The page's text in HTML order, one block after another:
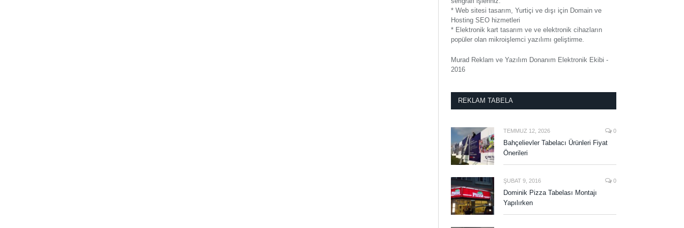
* Web sitesi tasarım, Yurtiçi ve dışı için Domain ve
Hosting SEO hizmetleri
* Elektronik kart tasarım ve ve elektronik cihazların
popüler olan mikroişlemci yazılımı geliştirme.
Murad Reklam ve Yazılım Donanım Elektronik Ekibi -
2016
REKLAM TABELA
TEMMUZ 12, 2026 0
Bahçelievler Tabelacı Ürünleri Fiyat
Önerileri
ŞUBAT 9, 2016 0
Dominik Pizza Tabelası Montajı
Yapılırken